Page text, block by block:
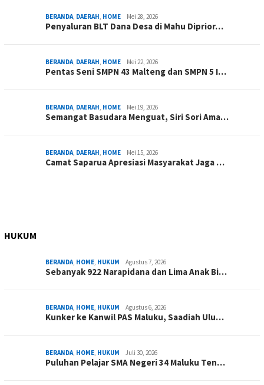
BERANDA, DAERAH, HOME Mei 28, 2026
Penyaluran BLT Dana Desa di Mahu Diprior…
BERANDA, DAERAH, HOME Mei 22, 2026
Pentas Seni SMPN 43 Malteng dan SMPN 5 I…
BERANDA, DAERAH, HOME Mei 19, 2026
Semangat Basudara Menguat, Siri Sori Ama…
BERANDA, DAERAH, HOME Mei 15, 2026
Camat Saparua Apresiasi Masyarakat Jaga …
HUKUM
BERANDA, HOME, HUKUM Agustus 7, 2026
Sebanyak 922 Narapidana dan Lima Anak Bi…
BERANDA, HOME, HUKUM Agustus 6, 2026
Kunker ke Kanwil PAS Maluku, Saadiah Ulu…
BERANDA, HOME, HUKUM Juli 30, 2026
Puluhan Pelajar SMA Negeri 34 Maluku Ten…